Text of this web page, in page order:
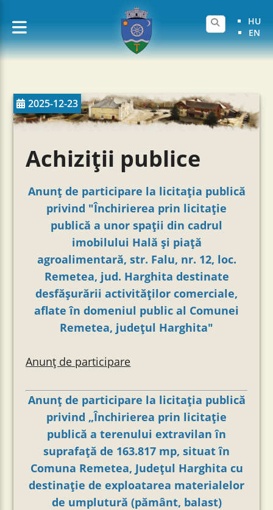
HU
EN
2025-12-23
Achiziții publice
Anunţ de participare la licitația publică
privind "Închirierea prin licitație
publică a unor spații din cadrul
imobilului Hală și piață
agroalimentară, str. Falu, nr. 12, loc.
Remetea, jud. Harghita destinate
desfășurării activităților comerciale,
aflate în domeniul public al Comunei
Remetea, județul Harghita"
Anunț de participare
Anunţ de participare la licitația publică
privind „Închirierea prin licitație
publică a terenului extravilan în
suprafață de 163.817 mp, situat în
Comuna Remetea, Județul Harghita cu
destinație de exploatarea materialelor
de umplutură (pământ, balast)